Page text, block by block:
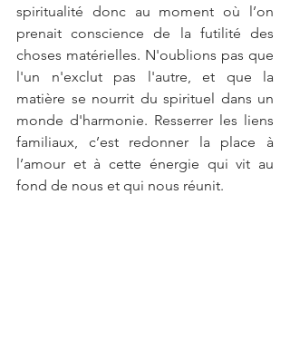
spiritualité donc au moment où l’on
prenait conscience de la futilité des
choses matérielles. N'oublions pas que
l'un n'exclut pas l'autre, et que la
matière se nourrit du spirituel dans un
monde d'harmonie. Resserrer les liens
familiaux, c’est redonner la place à
l’amour et à cette énergie qui vit au
fond de nous et qui nous réunit.